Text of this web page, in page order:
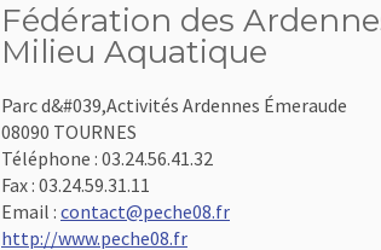
Fédération des
Milieu Aquatique
Parc d&#039,Activités Ardennes Émeraude
08090 TOURNES
Téléphone : 03.24.56.41.32
Fax : 03.24.59.31.11
Email : contact@peche08.fr
http://www.peche08.fr